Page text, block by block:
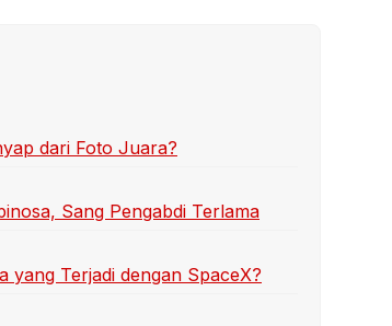
dari Foto Juara?
Sang Pengabdi Terlama
Terjadi dengan SpaceX?